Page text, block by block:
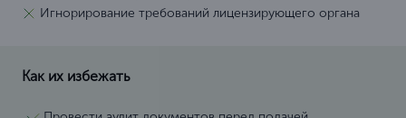
Игнорирование требований лицензирующего органа
Как их избежать